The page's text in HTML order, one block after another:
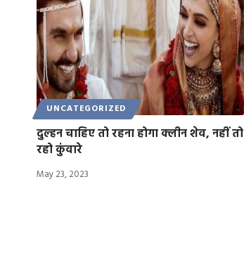
UNCATEGORIZED
दुल्हन चाहिए तो रहना होगा क्लीन शेव, नहीं तो
रहो कुंवारे
May 23, 2023